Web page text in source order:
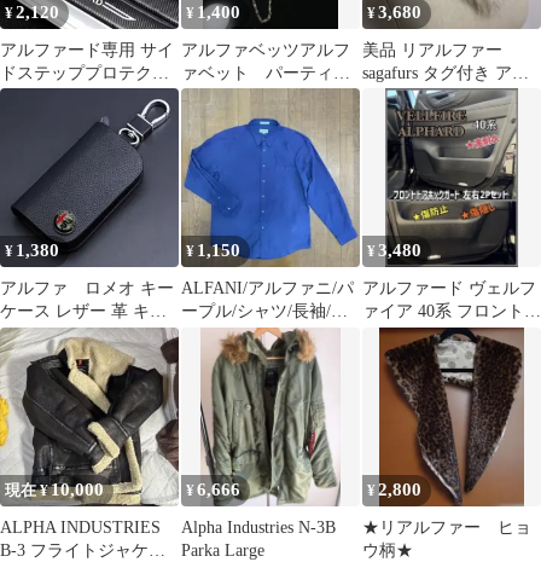
¥2,120
アルファード専用 サイ
ドステッププロテクタ
ー 8枚セット カーボン
¥ 1,400
アルファベッツアルフ
ァベット パーティバ
ック
¥3,680
美品 リアルファー
sagafurs タグ付き アイ
ボリー系 古着
¥ 1,380
アルファ ロメオ キー
ケース レザー 革 キー
カバー 高級 黒
¥ 1,150
ALFANI/アルファニ/パ
ープル/シャツ/長袖/韓
国製/XL
¥3,480
アルファード ヴェルフ
ァイア 40系 フロントド
ア キックガード
現在 ¥10,000
ALPHA INDUSTRIES
B-3 フライトジャケッ
¥6,666
Alpha Industries N-3B
Parka Large
¥ 2,800
★リアルファー ヒョ
ウ柄★